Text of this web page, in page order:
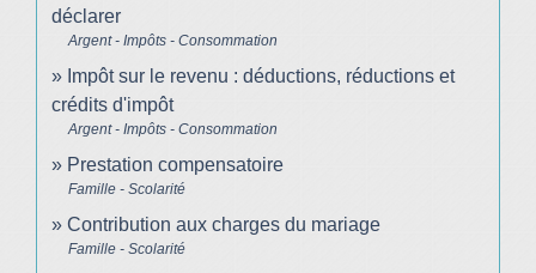
déclarer
Argent - Impôts - Consommation
Impôt sur le revenu : déductions, réductions et
crédits d'impôt
Argent - Impôts - Consommation
Prestation compensatoire
Famille - Scolarité
Contribution aux charges du mariage
Famille - Scolarité